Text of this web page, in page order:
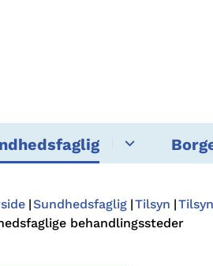
Sundhedsfaglig Tilsyn
behandlingssteder